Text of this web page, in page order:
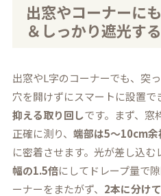
出窓やコーナーに
＆しっかり遮光す
出窓やL字のコーナーでも、突
穴を開けずにスマートに設置で
抑える取り回しです。まず、窓
正確に測り、端部は5〜10cm余
に密着させます。光が差し込む
幅の1.5倍にしてドレープ量で
ーナーをまたがず、 2本に分け